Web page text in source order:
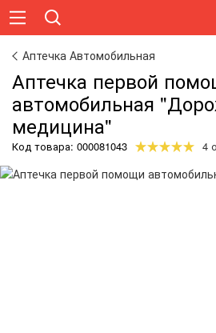
Аптечка Автомобильная
Аптечка первой
автомобильная
медицина"
Код товара: 000081043 4